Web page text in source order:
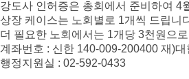
강도사 인허증은 총회에서 준비하여 4
상장 케이스는 노회별로 1개씩 드립니
더 필요한 노회에서는 1개당 3천원으로
계좌번호 : 신한 140-009-200400 재)대
행정지원실 : 02-592-0433